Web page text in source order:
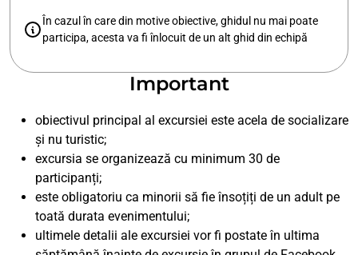
În cazul în care din motive obiective, ghidul nu mai poate
participa, acesta va fi înlocuit de un alt ghid din echipă
Important
obiectivul principal al excursiei este acela de socializare
și nu turistic;
excursia se organizează cu minimum 30 de
participanți;
este obligatoriu ca minorii să fie însoțiți de un adult pe
toată durata evenimentului;
ultimele detalii ale excursiei vor fi postate în ultima